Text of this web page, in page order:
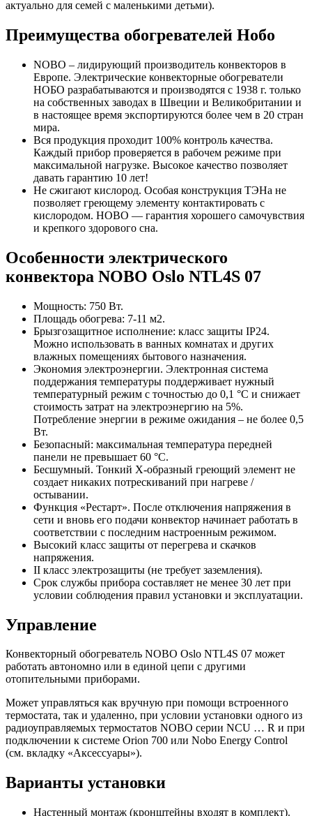
актуально для семей с маленькими детьми).
Преимущества обогревателей Нобо
NOBO – лидирующий производитель конвекторов в
Европе. Электрические конвекторные обогреватели
НОБО разрабатываются и производятся с 1938 г. только
на собственных заводах в Швеции и Великобритании и
в настоящее время экспортируются более чем в 20 стран
мира.
Вся продукция проходит 100% контроль качества.
Каждый прибор проверяется в рабочем режиме при
максимальной нагрузке. Высокое качество позволяет
давать гарантию 10 лет!
Не сжигают кислород. Особая конструкция ТЭНа не
позволяет греющему элементу контактировать с
кислородом. НОВО — гарантия хорошего самочувствия
и крепкого здорового сна.
Особенности электрического
конвектора NOBO Oslo NTL4S 07
Мощность: 750 Вт.
Площадь обогрева: 7-11 м2.
Брызгозащитное исполнение: класс защиты IP24.
Можно использовать в ванных комнатах и других
влажных помещениях бытового назначения.
Экономия электроэнергии. Электронная система
поддержания температуры поддерживает нужный
температурный режим с точностью до 0,1 °C и снижает
стоимость затрат на электроэнергию на 5%.
Потребление энергии в режиме ожидания – не более 0,5
Вт.
Безопасный: максимальная температура передней
панели не превышает 60 °C.
Бесшумный. Тонкий Х-образный греющий элемент не
создает никаких потрескиваний при нагреве /
остывании.
Функция «Рестарт». После отключения напряжения в
сети и вновь его подачи конвектор начинает работать в
соответствии с последним настроенным режимом.
Высокий класс защиты от перегрева и скачков
напряжения.
II класс электрозащиты (не требует заземления).
Срок службы прибора составляет не менее 30 лет при
условии соблюдения правил установки и эксплуатации.
Управление
Конвекторный обогреватель NOBO Oslo NTL4S 07 может
работать автономно или в единой цепи с другими
отопительными приборами.
Может управляться как вручную при помощи встроенного
термостата, так и удаленно, при условии установки одного из
радиоуправляемых термостатов NOBO серии NCU … R и при
подключении к системе Orion 700 или Nobo Energy Control
(см. вкладку «Аксессуары»).
Варианты установки
Настенный монтаж (кронштейны входят в комплект).